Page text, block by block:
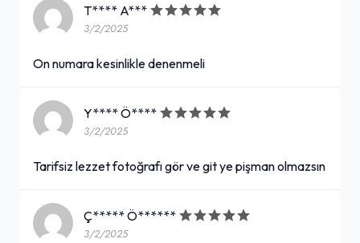
T**** A***
3/2/2025
On numara kesinlikle denenmeli
Y**** Ö****
3/2/2025
Tarifsiz lezzet fotoğrafı gör ve git ye pişman olmazsın
Ç***** Ö******
3/2/2025